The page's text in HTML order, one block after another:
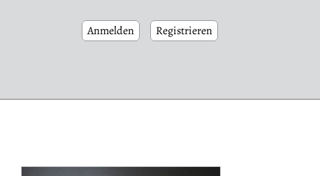
Anmelden Registrieren